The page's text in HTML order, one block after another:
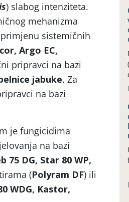
) slabog intenziteta.
mehanizma
sistemičnih
Argo EC,
pripravci na bazi
jabuke. Za
na bazi
je fungicidima
na bazi
75 DG, Star 80 WP,
(Polyram DF) ili
WDG, Kastor,